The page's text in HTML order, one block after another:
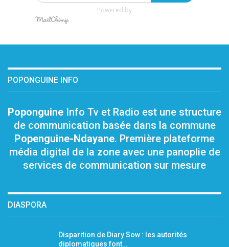
Powered by
POPONGUINE INFO
Poponguine Info Tv et Radio est une structure
de communication basée dans la commune
Popenguine-Ndayane. Première plateforme
média digital de la zone avec une panoplie de
services de communication sur mesure
DIASPORA
Disparition de Diary Sow : les autorités
diplomatiques font…